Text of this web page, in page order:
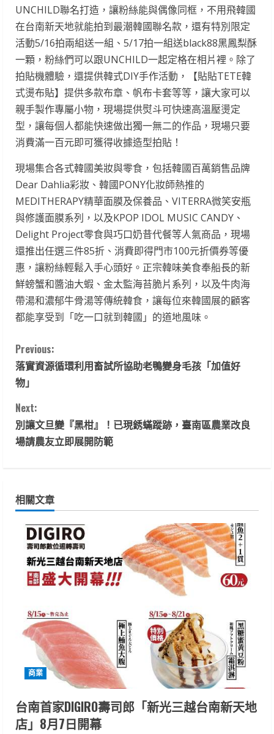
UNCHILD聯名打造，讓粉絲能與偶像同框，不用飛韓國
在台南新天地就能拍到最潮韓國聯名款，還有特別限定
活動5/16拍兩組送一組、5/17拍一組送black88黑鳳梨酥
一顆，粉絲們可以跟UNCHILD一起定格在相片裡。除了
拍貼機體驗，還提供韓式DIY手作活動，【貼貼TETE韓
式燙布貼】提供多款布章、帆布卡套等等，讓大家可以
親手製作專屬小物，現場提供熨斗可快速高溫壓燙定
型，讓每個人都能快速做出獨一無二的作品，現場只要
消費滿一百元即可獲得收據造型拍貼！
現場集合各式韓國美妝與零食，包括韓國百萬銷售品牌
Dear Dahlia彩妝、韓國PONY化妝師熱推的
MEDITHERAPY精華面膜及保養品、VITERRA微笑安瓶
與修護面膜系列，以及KPOP IDOL MUSIC CANDY、
Delight Project零食與巧口奶昔代餐等人氣商品，現場
還推出任選三件85折、消費即得門市100元折價券等優
惠，讓粉絲輕鬆入手心頭好。正宗韓味美食奉船長的新
鮮螃蟹和醬油大蝦、金太監海苔脆片系列，以及牛肉海
帶湯和濃郁牛骨湯等傳統韓食，讓每位來韓國展的顧客
都能享受到「吃一口就到韓國」的道地風味。
C
o
n
t
i
u
d
g
Previous:
落實資源循環利用畜試所協助老鴨變身毛孩「加值好
物」
Next:
別讓文旦變『黑柑』！已現銹蟎蹤跡，臺南區農業改良
場請農友立即展開防範
相關文章
商業
台南首家DIGIRO壽司郎「新光三越台南新天地
店」8月7日開幕